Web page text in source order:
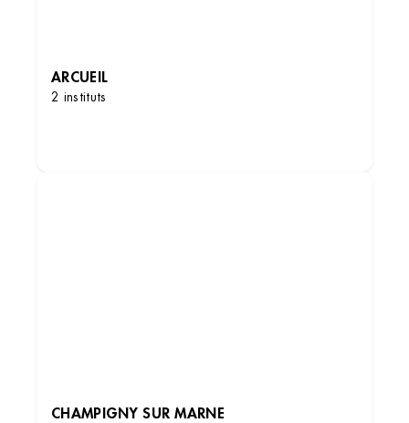
ARCUEIL
2 instituts
CHAMPIGNY SUR MARNE